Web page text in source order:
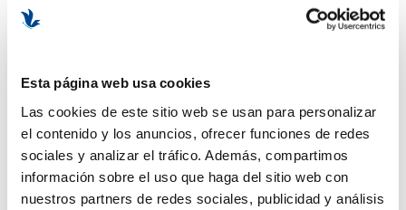
Esta página web usa cookies
Las cookies de este sitio web se usan para personalizar
el contenido y los anuncios, ofrecer funciones de redes
sociales y analizar el tráfico. Además, compartimos
información sobre el uso que haga del sitio web con
nuestros partners de redes sociales, publicidad y análisis
Anti-Stress Cream Pack | Crema Antiestrés 50ml - Immun
36,00 €
AÑADIR AL CARRITO